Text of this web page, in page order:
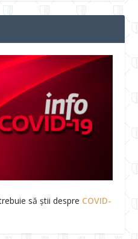
să știi despre COVID-